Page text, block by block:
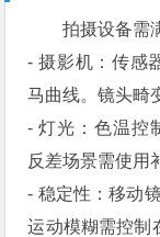
拍摄设备需
- 摄影机：传感
马曲线。镜头畸
- 灯光：色温控
反差场景需使用
- 稳定性：移动
运动模糊需控制